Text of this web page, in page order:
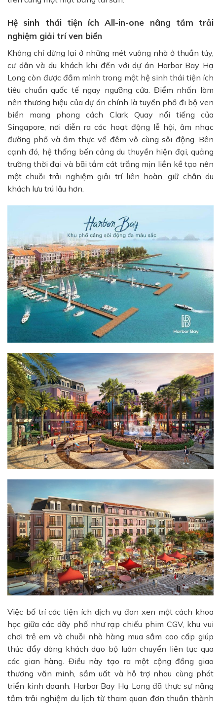
Hệ sinh thái tiện ích All-in-one nâng tầm trải
nghiệm giải trí ven biển
Không chỉ dừng lại ở những mét vuông nhà ở thuần túy,
cư dân và du khách khi đến với dự án Harbor Bay Hạ
Long còn được đắm mình trong một hệ sinh thái tiện ích
tiêu chuẩn quốc tế ngay ngưỡng cửa. Điểm nhấn làm
nên thương hiệu của dự án chính là tuyến phố đi bộ ven
biển mang phong cách Clark Quay nổi tiếng của
Singapore, nơi diễn ra các hoạt động lễ hội, âm nhạc
đường phố và ẩm thực về đêm vô cùng sôi động. Bên
cạnh đó, hệ thống bến cảng du thuyền hiện đại, quảng
trường thời đại và bãi tắm cát trắng mịn liền kề tạo nên
một chuỗi trải nghiệm giải trí liên hoàn, giữ chân du
khách lưu trú lâu hơn.
Việc bố trí các tiện ích dịch vụ đan xen một cách khoa
học giữa các dãy phố như rạp chiếu phim CGV, khu vui
chơi trẻ em và chuỗi nhà hàng mua sắm cao cấp giúp
thúc đẩy dòng khách dạo bộ luân chuyển liên tục qua
các gian hàng. Điều này tạo ra một cộng đồng giao
thương văn minh, sầm uất và hỗ trợ nhau cùng phát
triển kinh doanh. Harbor Bay Hạ Long đã thực sự nâng
tầm trải nghiệm du lịch từ tham quan đơn thuần thành